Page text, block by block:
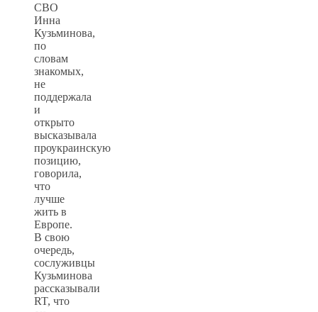
СВО
Инна
Кузьминова,
по
словам
знакомых,
не
поддержала
и
открыто
высказывала
проукраинскую
позицию,
говорила,
что
лучше
жить в
Европе.
В свою
очередь,
сослуживцы
Кузьминова
рассказывали
RT, что